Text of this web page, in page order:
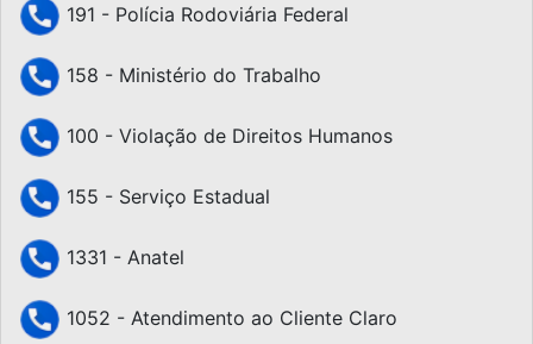
191 - Polícia Rodoviária Federal
158 - Ministério do Trabalho
100 - Violação de Direitos Humanos
155 - Serviço Estadual
1331 - Anatel
1052 - Atendimento ao Cliente Claro